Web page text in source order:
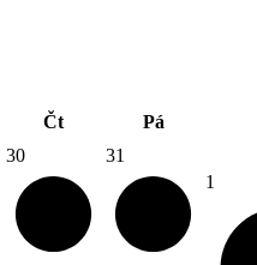
Čt
Pá
30 31
1